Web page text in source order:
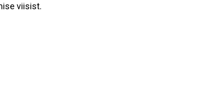
viisist.